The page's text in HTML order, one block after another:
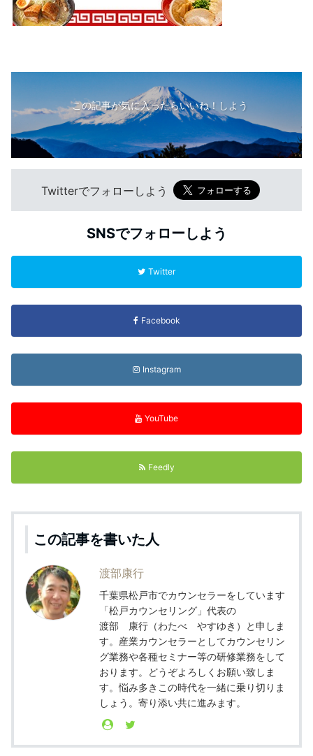
この記事が気に入ったらいいね！しよう
Twitterでフォローしよう
SNSでフォローしよう
Twitter
Facebook
Instagram
YouTube
Feedly
この記事を書いた人
渡部康行
千葉県松戸市でカウンセラーをしています
「松戸カウンセリング」代表の
渡部 康行（わたべ やすゆき）と申しま
す。産業カウンセラーとしてカウンセリン
グ業務や各種セミナー等の研修業務をして
おります。どうぞよろしくお願い致しま
す。悩み多きこの時代を一緒に乗り切りま
しょう。寄り添い共に進みます。